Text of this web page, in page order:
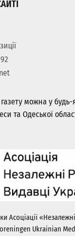
можна у
та Одеської
Асоціації
Ukrainian